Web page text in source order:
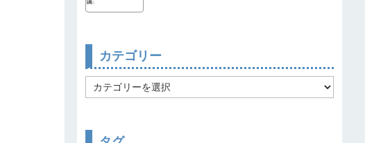
カテゴリー
カ
テ